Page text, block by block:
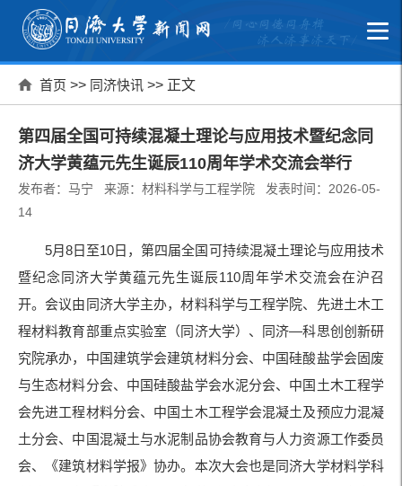
首页 >> 同济快讯 >> 正文
第四届全国可持续混凝土理论与应用技术暨纪念同
济大学黄蕴元先生诞辰110周年学术交流会举行
发布者：马宁 来源：材料科学与工程学院 发表时间：2026-05-
14
5月8日至10日，第四届全国可持续混凝土理论与应用技术
暨纪念同济大学黄蕴元先生诞辰110周年学术交流会在沪召
开。会议由同济大学主办，材料科学与工程学院、先进土木工
程材料教育部重点实验室（同济大学）、同济—科思创创新研
究院承办，中国建筑学会建筑材料分会、中国硅酸盐学会固废
与生态材料分会、中国硅酸盐学会水泥分会、中国土木工程学
会先进工程材料分会、中国土木工程学会混凝土及预应力混凝
土分会、中国混凝土与水泥制品协会教育与人力资源工作委员
会、《建筑材料学报》协办。本次大会也是同济大学材料学科